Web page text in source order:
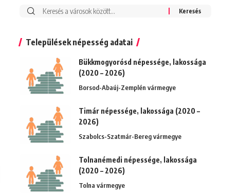
Keresés:
Települések népesség adatai
Bükkmogyorósd népessége, lakossága
(2020 – 2026)
Borsod-Abaúj-Zemplén vármegye
Timár népessége, lakossága (2020 –
2026)
Szabolcs-Szatmár-Bereg vármegye
Tolnanémedi népessége, lakossága
(2020 – 2026)
Tolna vármegye